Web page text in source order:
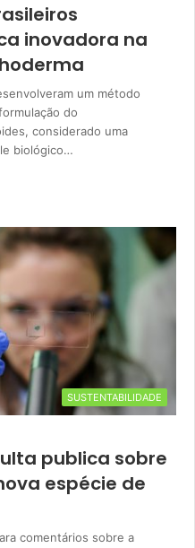
inovadora na
um método
do
considerado uma
biológico…
SUSTENTABILIDADE
publica sobre
espécie de
comentários sobre a